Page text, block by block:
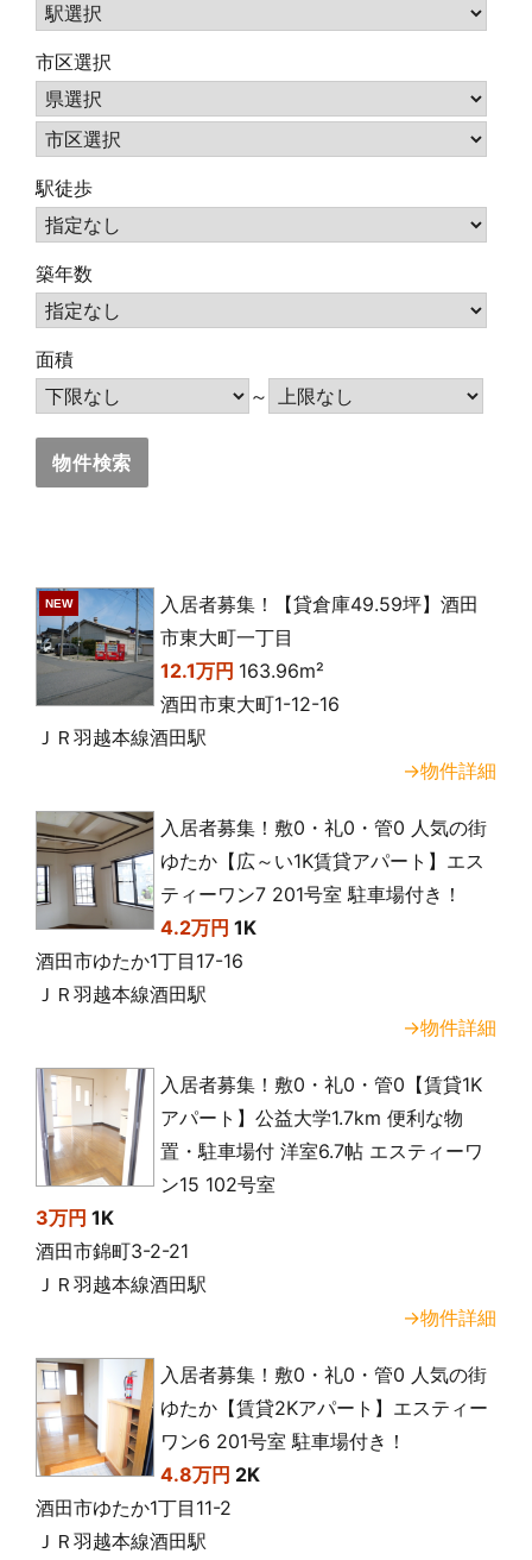
市区選択
駅徒歩
築年数
面積
～
NEW
入居者募集！【貸倉庫49.59坪】酒田
市東大町一丁目
12.1万円 163.96m²
酒田市東大町1-12-16
ＪＲ羽越本線酒田駅
→物件詳細
入居者募集！敷0・礼0・管0 人気の街
ゆたか【広～い1K賃貸アパート】エス
ティーワン7 201号室 駐車場付き！
4.2万円 1K
酒田市ゆたか1丁目17-16
ＪＲ羽越本線酒田駅
→物件詳細
入居者募集！敷0・礼0・管0【賃貸1K
アパート】公益大学1.7km 便利な物
置・駐車場付 洋室6.7帖 エスティーワ
ン15 102号室
3万円 1K
酒田市錦町3-2-21
ＪＲ羽越本線酒田駅
→物件詳細
入居者募集！敷0・礼0・管0 人気の街
ゆたか【賃貸2Kアパート】エスティー
ワン6 201号室 駐車場付き！
4.8万円 2K
酒田市ゆたか1丁目11-2
ＪＲ羽越本線酒田駅